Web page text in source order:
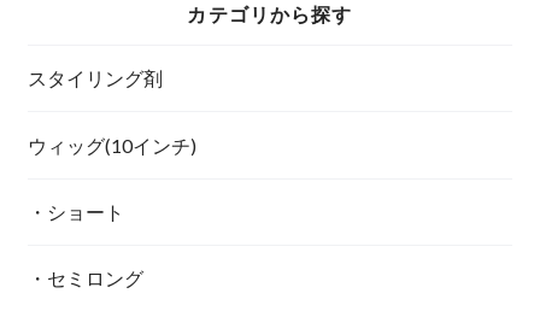
カテゴリから探す
スタイリング剤
ウィッグ(10インチ)
・ショート
・セミロング